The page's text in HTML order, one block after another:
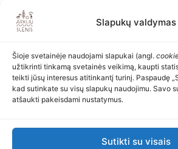
Slapukų valdymas
Šioje svetainėje naudojami slapukai (angl.
užtikrinti tinkamą svetainės veikimą, kaupti
teikti jūsų interesus atitinkantį turinį. Paspaudę
kad sutinkate su visų slapukų naudojimu. Savo
atšaukti pakeisdami nustatymus.
Sutikti su visais
Lietuvoje, bet ir visame pasaulyje.